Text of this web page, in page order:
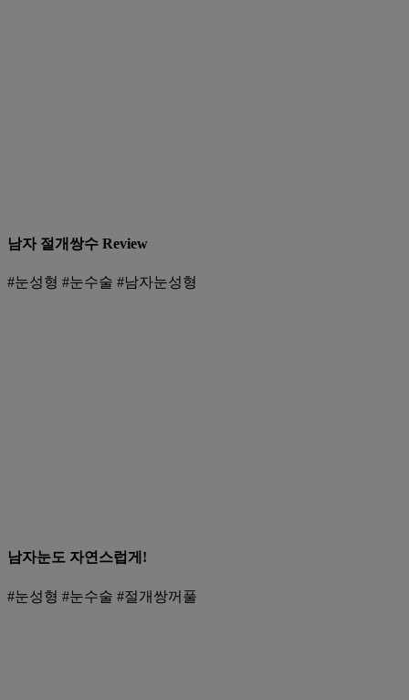
남자 절개쌍수 Review
#눈성형 #눈수술 #남자눈성형
남자눈도 자연스럽게!
#눈성형 #눈수술 #절개쌍꺼풀